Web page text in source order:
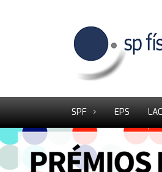
SPF EPS